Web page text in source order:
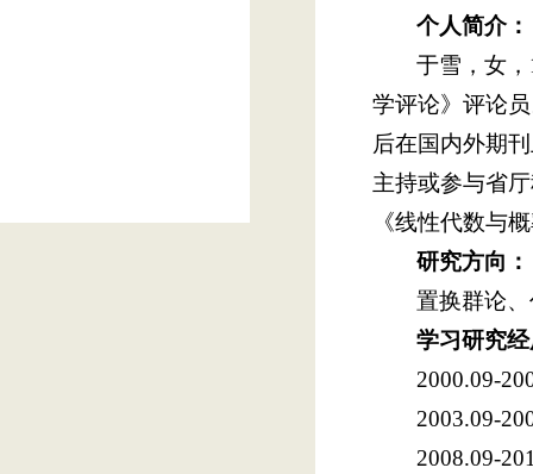
个人简介：
于雪，女
学评论》评论
后在国内外期
主持或参与省
《线性代数与
研究方向：
置换群论
学习研究
2000.09-
2003.09-
2008.09-